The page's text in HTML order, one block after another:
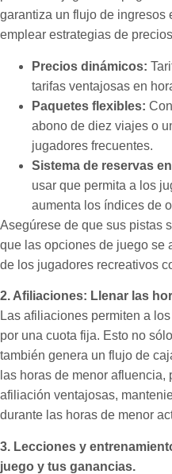
garantiza un flujo de ingresos
emplear estrategias de
Precios dinámicos:
tarifas ventajosas en
Paquetes flexibles:
abono de diez viajes o
jugadores frecuentes.
Sistema de reservas
usar que permita a los
aumenta los índices de
Asegúrese de que sus pistas
que las opciones de juego se
de los jugadores recreativos
2. Afiliaciones: Llenar las
Las afiliaciones permiten a
por una cuota fija. Esto no
también genera un flujo de
las horas de menor
afiliación ventajosas,
durante las horas de menor
3. Lecciones y
juego y tus ganancias.